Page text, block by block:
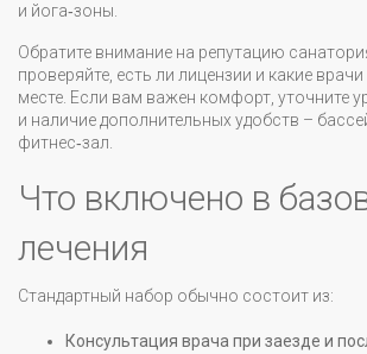
и йога‑зоны.
Обратите внимание на репутацию
проверяйте, есть ли лицензии и какие
месте. Если вам важен комфорт, уточните
и наличие дополнительных удобств –
фитнес‑зал.
Что включено в
лечения
Стандартный набор обычно состоит из:
Консультация врача при заезде и